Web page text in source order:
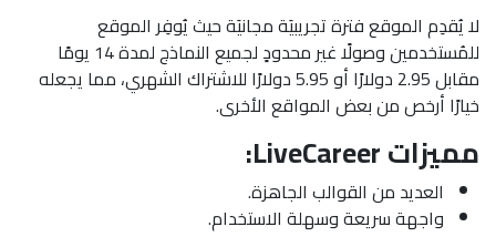
لا يُقدِم الموقع فترة تجريبيَة مجانيَة حيث يُوفِر الموقع
للمُستخدمين وصولًا غير محدودٍ لجميع النماذج لمدة 14 يومًا
مقابل 2.95 دولارًا أو 5.95 دولارًا للاشتراك الشهري، مما يجعله
خيارًا أرخص من بعض المواقع الأخرى.
مميزات LiveCareer:
العديد من القوالب الجاهزة.
واجهة سريعة وسهلة الاستخدام.